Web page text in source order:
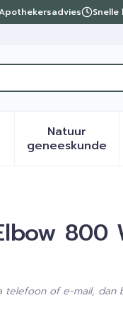
Snelle
categorie
en
voor
Natuur
geneeskunde
Toon
800
of e-mail, dan